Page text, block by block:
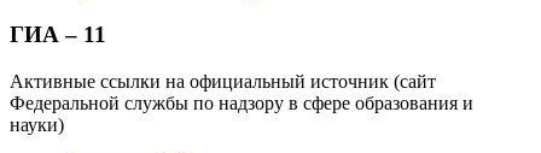
ГИА – 11
Активные ссылки на официальный источник (сайт
Федеральной службы по надзору в сфере образования и
науки)